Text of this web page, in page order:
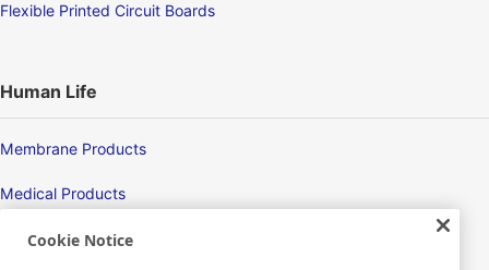
Flexible Printed Circuit Boards
Human Life
Membrane Products
Medical Products
Hygiene
Cookie Notice